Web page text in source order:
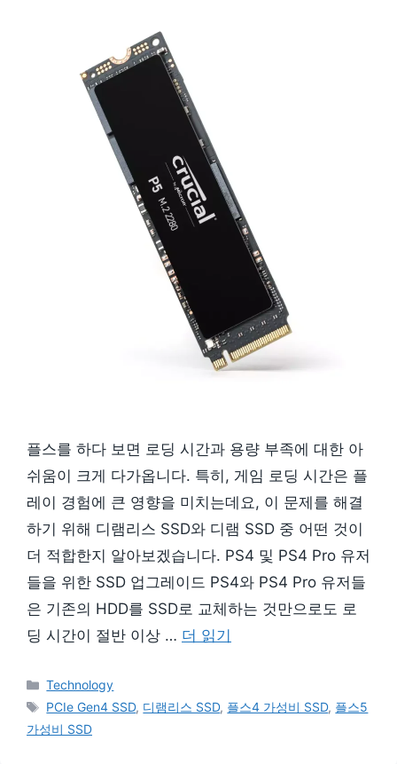
플스를 하다 보면 로딩 시간과 용량 부족에 대한 아
쉬움이 크게 다가옵니다. 특히, 게임 로딩 시간은 플
레이 경험에 큰 영향을 미치는데요, 이 문제를 해결
하기 위해 디램리스 SSD와 디램 SSD 중 어떤 것이
더 적합한지 알아보겠습니다. PS4 및 PS4 Pro 유저
들을 위한 SSD 업그레이드 PS4와 PS4 Pro 유저들
은 기존의 HDD를 SSD로 교체하는 것만으로도 로
딩 시간이 절반 이상 … 더 읽기
카
테
리
Technology
태
그
PCIe Gen4 SSD, 디램리스 SSD, 플스4 가성비 SSD, 플스5
가성비 SSD